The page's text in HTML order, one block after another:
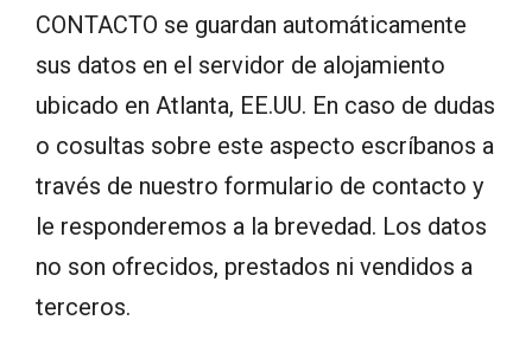
CONTACTO se guardan automáticamente
sus datos en el servidor de alojamiento
ubicado en Atlanta, EE.UU. En caso de dudas
o cosultas sobre este aspecto escríbanos a
través de nuestro formulario de contacto y
le responderemos a la brevedad. Los datos
no son ofrecidos, prestados ni vendidos a
terceros.